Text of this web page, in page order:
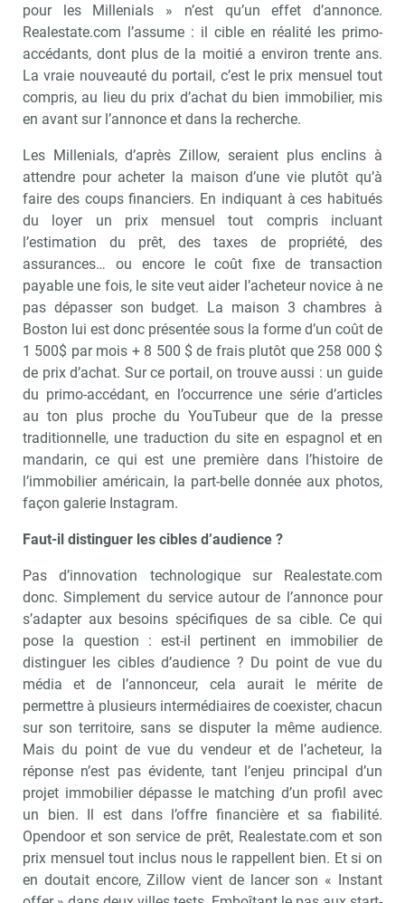
pour les Millenials » n’est qu’un effet d’annonce.
Realestate.com l’assume : il cible en réalité les primo-
accédants, dont plus de la moitié a environ trente ans.
La vraie nouveauté du portail, c’est le prix mensuel tout
compris, au lieu du prix d’achat du bien immobilier, mis
en avant sur l’annonce et dans la recherche.
Les Millenials, d’après Zillow, seraient plus enclins à
attendre pour acheter la maison d’une vie plutôt qu’à
faire des coups financiers. En indiquant à ces habitués
du loyer un prix mensuel tout compris incluant
l’estimation du prêt, des taxes de propriété, des
assurances… ou encore le coût fixe de transaction
payable une fois, le site veut aider l’acheteur novice à ne
pas dépasser son budget. La maison 3 chambres à
Boston lui est donc présentée sous la forme d’un coût de
1 500$ par mois + 8 500 $ de frais plutôt que 258 000 $
de prix d’achat. Sur ce portail, on trouve aussi : un guide
du primo-accédant, en l’occurrence une série d’articles
au ton plus proche du YouTubeur que de la presse
traditionnelle, une traduction du site en espagnol et en
mandarin, ce qui est une première dans l’histoire de
l’immobilier américain, la part-belle donnée aux photos,
façon galerie Instagram.
Faut-il distinguer les cibles d’audience ?
Pas d’innovation technologique sur Realestate.com
donc. Simplement du service autour de l’annonce pour
s’adapter aux besoins spécifiques de sa cible. Ce qui
pose la question : est-il pertinent en immobilier de
distinguer les cibles d’audience ? Du point de vue du
média et de l’annonceur, cela aurait le mérite de
permettre à plusieurs intermédiaires de coexister, chacun
sur son territoire, sans se disputer la même audience.
Mais du point de vue du vendeur et de l’acheteur, la
réponse n’est pas évidente, tant l’enjeu principal d’un
projet immobilier dépasse le matching d’un profil avec
un bien. Il est dans l’offre financière et sa fiabilité.
Opendoor et son service de prêt, Realestate.com et son
prix mensuel tout inclus nous le rappellent bien. Et si on
en doutait encore, Zillow vient de lancer son « Instant